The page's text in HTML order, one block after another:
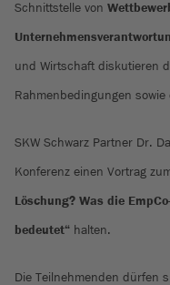
Schnittstelle von
und Wirtschaft diskutieren
Rahmenbedingungen
SKW Schwarz Partner Dr.
Konferenz einen Vortrag
Löschung? Was die
bedeutet“ halten.
Die Teilnehmenden dürfen